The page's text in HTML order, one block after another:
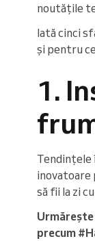
noutățile
Iată cinci
și pentru
1.
Tendințele
inovatoare
să fii la zi
precum